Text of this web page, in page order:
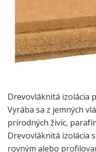
Drevovláknitá izolácia
Vyrába sa z jemných
prírodných živíc,
Drevovláknitá izolácia
rovným alebo